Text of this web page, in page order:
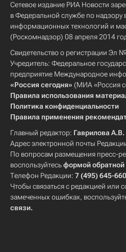
Сетевое издание РИА Новости
в Федеральной службе по надзору
информационных технологий и
(Роскомнадзор) 08 апреля 2014
Свидетельство о регистрации Эл
Учредитель: Федеральное
предприятие Международное
«Россия сегодня» (МИА «Россия
Правила использования
Политика конфиденциальности
Правила применения
Главный редактор: Гаврилова А.В.
Адрес электронной почты
По вопросам размещения пресс-
воспользуйтесьформой обратной
Телефон Редакции: 7 (495) 645-
Чтобы связаться с редакцией или
замеченных ошибках,
связи.